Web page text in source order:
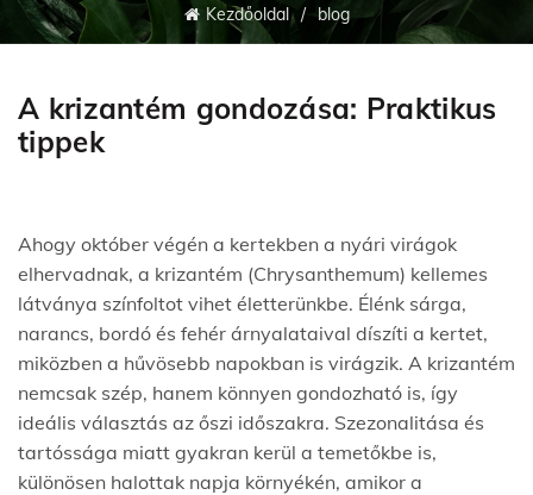
Kezdőoldal blog
A krizantém gondozása: Praktikus
tippek
Ahogy október végén a kertekben a nyári virágok
elhervadnak, a krizantém (Chrysanthemum) kellemes
látványa színfoltot vihet életterünkbe. Élénk sárga,
narancs, bordó és fehér árnyalataival díszíti a kertet,
miközben a hűvösebb napokban is virágzik. A krizantém
nemcsak szép, hanem könnyen gondozható is, így
ideális választás az őszi időszakra. Szezonalitása és
tartóssága miatt gyakran kerül a temetőkbe is,
különösen halottak napja környékén, amikor a